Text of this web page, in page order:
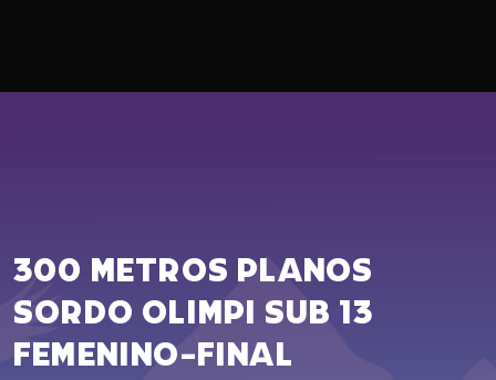
300 METROS PLANOS
SORDO OLIMPI SUB 13
FEMENINO-FINAL